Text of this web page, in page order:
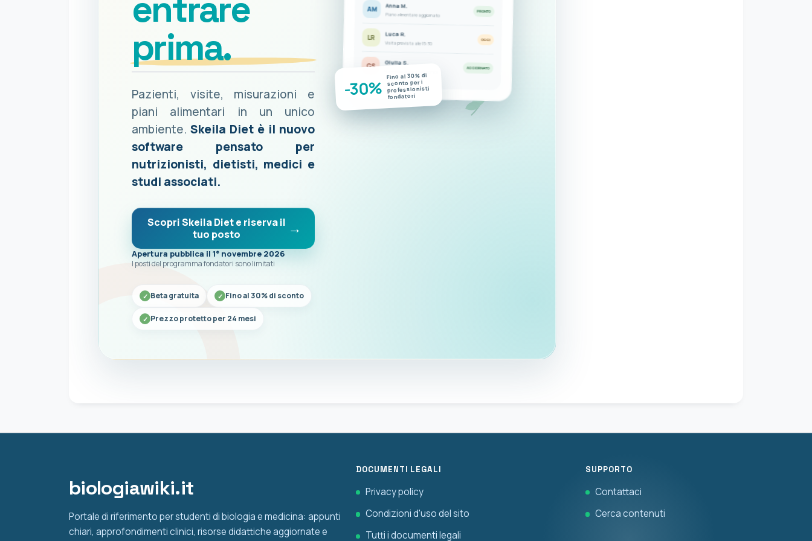
prima.
Pazienti, visite, misurazioni e
piani alimentari in un unico
ambiente. Skeila Diet è il nuovo
software pensato per
nutrizionisti, dietisti, medici e
studi associati.
Scopri Skeila Diet e riserva il
tuo posto
Apertura pubblica il 1° novembre 2026
I posti del programma fondatori sono limitati
Beta gratuita Fino al 30% di sconto
Prezzo protetto per 24 mesi
AM Anna M.
Piano alimentare aggiornato
PRONTO
LR Luca R.
Visita prevista alle 15:30
OGGI
GS Giulia S.
Nuove misurazioni disponibili
AGGIORNATO
-30%
Fino al 30% di
sconto per i
professionisti
fondatori
biologiawiki.it
Portale di riferimento per studenti di biologia e medicina: appunti
chiari, approfondimenti clinici, risorse didattiche aggiornate e
DOCUMENTI LEGALI
Privacy policy
Condizioni d'uso del sito
Tutti i documenti legali
SUPPORTO
Contattaci
Cerca contenuti